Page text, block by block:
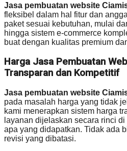
Jasa pembuatan website
fleksibel dalam hal fitur dan
paket sesuai kebutuhan, mulai
hingga sistem e-commerce
buat dengan kualitas premium
Harga Jasa Pembuatan
Transparan dan Kompetitif
Jasa pembuatan website
pada masalah harga yang tidak
kami menerapkan sistem harga
layanan dijelaskan secara rinci
apa yang didapatkan. Tidak ada
revisi yang dibatasi.